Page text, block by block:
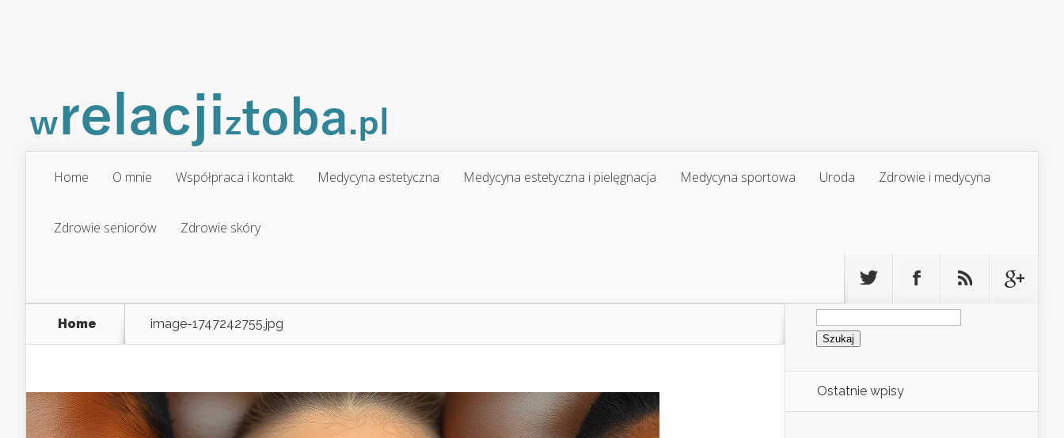
Home O mnie Współpraca i kontakt Medycyna estetyczna Medycyna estetyczna i pielęgnacja Medycyna sportowa Uroda Zdrowie i medycyna
Zdrowie seniorów Zdrowie skóry
Home image-1747242755.jpg
Szukaj:
Ostatnie wpisy